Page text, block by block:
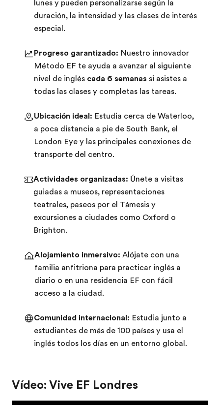
lunes y pueden personalizarse según la
duración, la intensidad y las clases de interés
especial.
Progreso garantizado: Nuestro innovador
Método EF te ayuda a avanzar al siguiente
nivel de inglés cada 6 semanas si asistes a
todas las clases y completas las tareas.
Ubicación ideal: Estudia cerca de Waterloo,
a poca distancia a pie de South Bank, el
London Eye y las principales conexiones de
transporte del centro.
Actividades organizadas: Únete a visitas
guiadas a museos, representaciones
teatrales, paseos por el Támesis y
excursiones a ciudades como Oxford o
Brighton.
Alojamiento inmersivo: Alójate con una
familia anfitriona para practicar inglés a
diario o en una residencia EF con fácil
acceso a la ciudad.
Comunidad internacional: Estudia junto a
estudiantes de más de 100 países y usa el
inglés todos los días en un entorno global.
Vídeo: Vive EF Londres